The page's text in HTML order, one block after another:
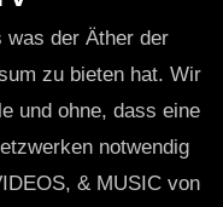
was der Äther der
zu bieten hat. Wir
und ohne, dass eine
notwendig
& MUSIC von